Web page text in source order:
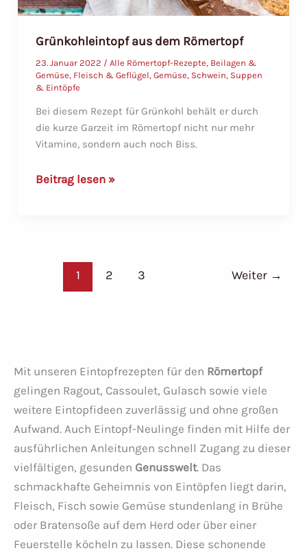
Grünkohleintopf aus dem Römertopf
23. Januar 2022 / Alle Römertopf-Rezepte, Beilagen &
Gemüse, Fleisch & Geflügel, Gemüse, Schwein, Suppen
& Eintöpfe
Bei diesem Rezept für Grünkohl behält er durch
die kurze Garzeit im Römertopf nicht nur mehr
Vitamine, sondern auch noch Biss.
Grünkohleintopf
Beitrag lesen »
1 2 3 Weiter →
Mit unseren Eintopfrezepten für den Römertopf
gelingen Ragout, Cassoulet, Gulasch sowie viele
weitere Eintopfideen zuverlässig und ohne großen
Aufwand. Auch Eintopf-Neulinge finden mit Hilfe der
ausführlichen Anleitungen schnell Zugang zu dieser
vielfältigen, gesunden Genusswelt. Das
schmackhafte Geheimnis von Eintöpfen liegt darin,
Fleisch, Fisch sowie Gemüse stundenlang in Brühe
oder Bratensoße auf dem Herd oder über einer
Feuerstelle köcheln zu lassen. Diese schonende